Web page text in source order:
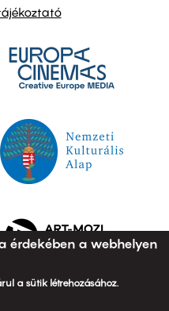
érdekében a webhelyen
a sütik létrehozásához.